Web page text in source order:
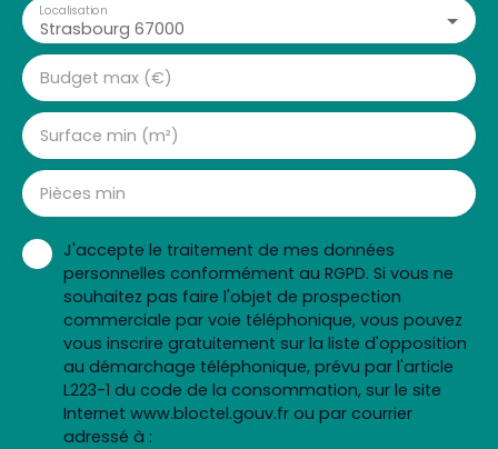
Strasbourg 67000
Localisation
Budget max (€)
Surface min (m²)
Pièces min
J'accepte le traitement de mes données
personnelles conformément au RGPD. Si vous ne
souhaitez pas faire l'objet de prospection
commerciale par voie téléphonique, vous pouvez
vous inscrire gratuitement sur la liste d'opposition
au démarchage téléphonique, prévu par l'article
L223-1 du code de la consommation, sur le site
Internet www.bloctel.gouv.fr ou par courrier
adressé à :